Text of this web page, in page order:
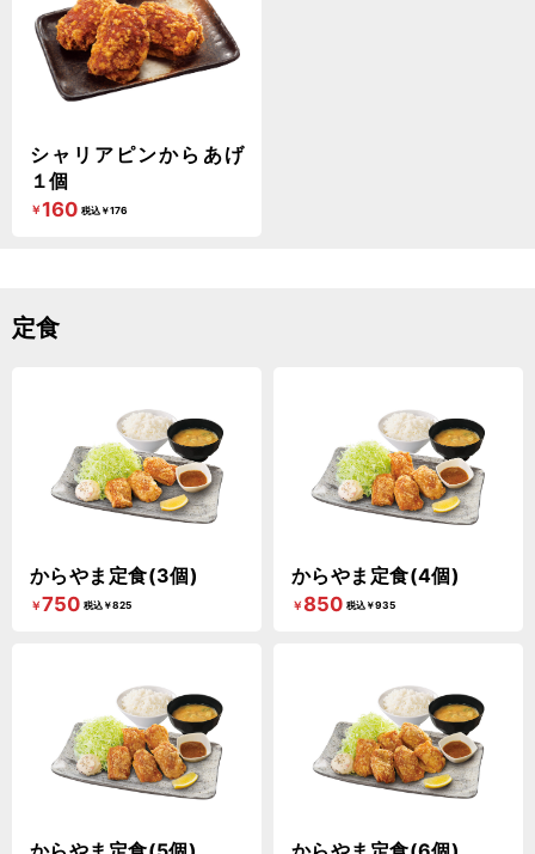
シャリアピンからあげ
１個
￥160 税込￥176
定食
からやま定食(3個)
￥750 税込￥825
からやま定食(4個)
￥850 税込￥935